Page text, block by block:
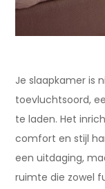
Je slaapkamer is
toevluchtsoord,
te laden. Het
comfort en stijl
een uitdaging,
ruimte die zowel